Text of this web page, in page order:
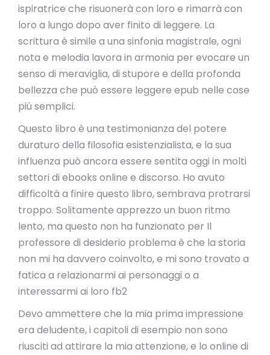
ispiratrice che risuonerà con loro e rimarrà con
loro a lungo dopo aver finito di leggere. La
scrittura è simile a una sinfonia magistrale, ogni
nota e melodia lavora in armonia per evocare un
senso di meraviglia, di stupore e della profonda
bellezza che può essere leggere epub nelle cose
più semplici.
Questo libro è una testimonianza del potere
duraturo della filosofia esistenzialista, e la sua
influenza può ancora essere sentita oggi in molti
settori di ebooks online e discorso. Ho avuto
difficoltà a finire questo libro, sembrava protrarsi
troppo. Solitamente apprezzo un buon ritmo
lento, ma questo non ha funzionato per Il
professore di desiderio problema è che la storia
non mi ha davvero coinvolto, e mi sono trovato a
fatica a relazionarmi ai personaggi o a
interessarmi ai loro fb2
Devo ammettere che la mia prima impressione
era deludente, i capitoli di esempio non sono
riusciti ad attirare la mia attenzione, e lo online di